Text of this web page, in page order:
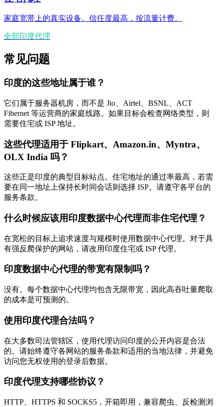
家庭宽带上的真实设备。信任度最高，按流量计费。
全部印度代理
常见问题
印度的这些地址属于谁？
它们属于服务器机房，而不是 Jio、Airtel、BSNL、ACT
Fibernet 等运营商的家庭线路。如果目标会检查网络类型，则
需要住宅或 ISP 地址。
这些代理适用于 Flipkart、Amazon.in、Myntra、
OLX India 吗？
这些正是印度的典型目标站点。住宅地址的通过率最高，若需
要在同一地址上保持长时间会话则选择 ISP。请遵守各平台的
服务条款。
什么时候应该用印度数据中心代理而非住宅代理？
在宽松的目标上追求速度与规模时使用数据中心代理。对于具
有强反爬保护的网站，请改用印度住宅或 ISP 代理。
印度数据中心代理的带宽有限制吗？
没有。每个数据中心代理均包含无限带宽，因此高吞吐量爬取
的成本是可预测的。
使用印度代理合法吗？
在大多数司法管辖区，使用代理访问印度的公开内容是合法
的。请始终遵守各网站的服务条款和适用的当地法律，并避免
访问您无权使用的登录后数据。
印度代理支持哪些协议？
HTTP、HTTPS 和 SOCKS5，开箱即用，兼容爬虫、反检测浏